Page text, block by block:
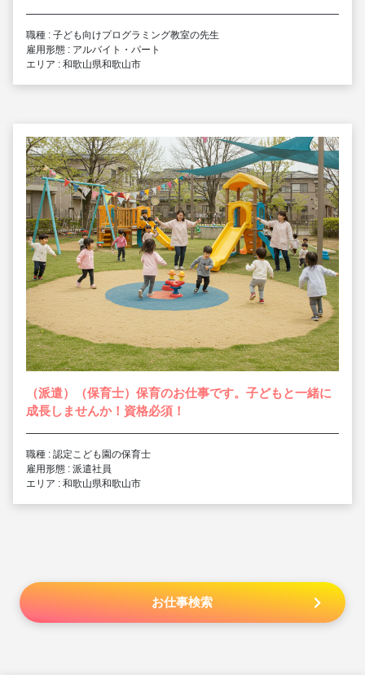
職種 : 子ども向けプログラミング教室の先生
雇用形態 : アルバイト・パート
エリア : 和歌山県和歌山市
（派遣）（保育士）保育のお仕事です。子どもと一緒に
成長しませんか！資格必須！
職種 : 認定こども園の保育士
雇用形態 : 派遣社員
エリア : 和歌山県和歌山市
お仕事検索